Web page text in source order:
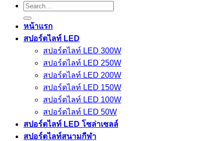
Search
for:
หน้าแรก
สปอร์ตไลท์ LED
สปอร์ตไลท์ LED 300W
สปอร์ตไลท์ LED 250W
สปอร์ตไลท์ LED 200W
สปอร์ตไลท์ LED 150W
สปอร์ตไลท์ LED 100W
สปอร์ตไลท์ LED 50W
สปอร์ตไลท์ LED โซล่าเซลล์
สปอร์ตไลท์สนามกีฬา